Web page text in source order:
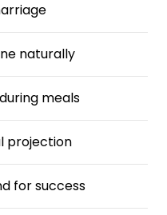
naturally
meals
projection
for success